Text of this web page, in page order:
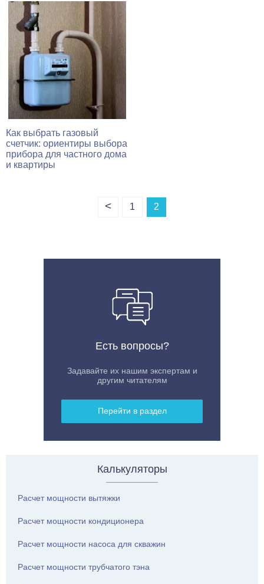
Как выбрать газовый
счетчик: ориентиры выбора
прибора для частного дома
и квартиры
< 1 2
Есть вопросы?
Задавайте их нашим экспертам и
другим читателям
Перейти в раздел
Калькуляторы
Расчет мощности вытяжки
Расчет мощности кондиционера
Расчет мощности насоса для скважин
Расчет мощности трубчатого тэна